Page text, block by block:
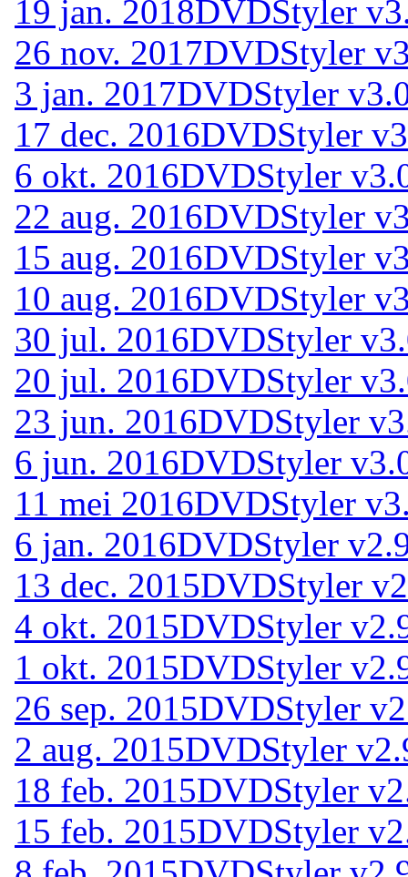
19 jan. 2018DVDStyler
26 nov. 2017DVDStyler
3 jan. 2017DVDStyler
17 dec. 2016DVDStyler
6 okt. 2016DVDStyler
22 aug. 2016DVDStyler
15 aug. 2016DVDStyler
10 aug. 2016DVDStyler
30 jul. 2016DVDStyler
20 jul. 2016DVDStyler
23 jun. 2016DVDStyler
6 jun. 2016DVDStyler
11 mei 2016DVDStyler
6 jan. 2016DVDStyler
13 dec. 2015DVDStyler
4 okt. 2015DVDStyler
1 okt. 2015DVDStyler
26 sep. 2015DVDStyler
2 aug. 2015DVDStyler
18 feb. 2015DVDStyler
15 feb. 2015DVDStyler